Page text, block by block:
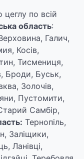
по всій
область:
Галич,
Косів,
Тисмениця,
Броди, Буськ,
Золочів,
Пустомити,
Самбір,
Тернопіль,
Заліщики,
Ланівці,